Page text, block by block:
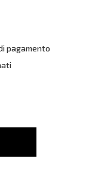
pagamento